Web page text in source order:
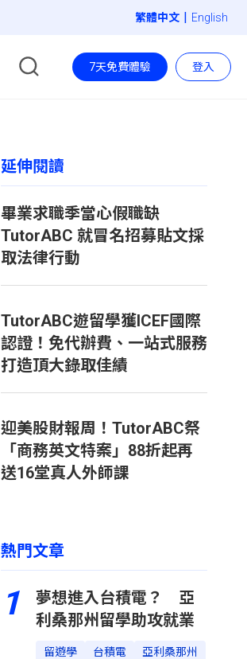
| English
7天免費體驗 登入
延伸閱讀
畢業求職季當心假職缺
TutorABC 就冒名招募貼文採
取法律行動
TutorABC遊留學獲ICEF國際
認證！免代辦費、一站式服務
打造頂大錄取佳績
迎美股財報周！TutorABC祭
「商務英文特案」88折起再
送16堂真人外師課
熱門文章
1
夢想進入台積電？ 亞
利桑那州留學助攻就業
留遊學 台積電 亞利桑那州